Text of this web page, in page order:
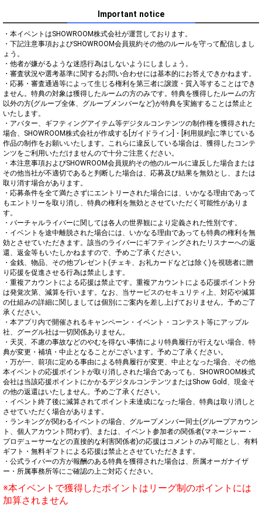
Important notice
・本イベントはSHOWROOM株式会社が運営しております。
・下記注意事項およびSHOWROOM会員規約その他のルールを守って配信しまし
ょう。
・他者が嫌がるような迷惑行為はしないようにしましょう。
・審査状況や選考基準に関するお問い合わせには基本的にお答えできかねます。
・応募・審査通過等によって生じる権利を第三者に譲渡・質入等することはでき
ません。特典の対象は獲得したルームの方のみです。特典を獲得したルームの方
以外の方(グループ全体、グループメンバーなど)が特典を実施することは禁止と
いたします。
・アバター、ギフティングアイテム等デジタルコンテンツの制作権を獲得された
場合、SHOWROOM株式会社が作成する[ガイドライン]・[利用規約]に準じている
作品の制作をお願いいたします。これらに違反している場合は、獲得したコンテ
ンツをご利用いただけませんので十分ご注意ください。
・本注意事項およびSHOWROOM会員規約その他のルールに違反した場合または
その他当社が不適切であると判断した場合は、応募及び結果を無効とし、または
取り消す場合があります。
・応募条件を全て満たさずにエントリーされた場合には、いかなる理由であって
もエントリーを取り消し、特典の権利を無効とさせていただく可能性がありま
す。
・バーチャルライバーに関しては各人の世界観により定義された性別です。
・イベントを途中離脱された場合には、いかなる理由であっても特典の権利を無
効とさせていただきます。該当のライバーにギフティングされたリスナーへの返
還、返金等もいたしかねますので、予めご了承ください。
・金銭、物品、その他プレゼント(チェキ、お礼カードなどは除く)を視聴者に贈
り応援を促進させる行為は禁止します。
・重複アカウントによる応援は禁止です。重複アカウントによる応援ポイント分
は発覚次第、減算を行います。なお、当サービスのセキュリティ上、対応や減算
の仕組みの詳細に関しましては個別にご案内を差し上げておりません。予めご了
承ください。
・本アプリ内で開催されるキャンペーン・イベント・コンテスト等にアップル
社、グーグル社は一切関係ありません。
・天災、不慮の事故などのやむを得ない事情により特典履行が行えない場合、特
典が変更・補填・中止となることがございます。予めご了承ください。
・万が一、前項に定める事由による特典履行が変更、中止となった場合、その他
本イベントの応援ポイントが取り消しされた場合であっても、SHOWROOM株式
会社は当該応援ポイントにかかるデジタルコンテンツまたはShow Gold、現金そ
の他の返還はいたしません。予めご了承ください。
・イベント終了後に減算されてポイント未達成になった場合、特典は取り消しと
させていただく場合があります。
・ランキングが関わるイベントの場合、グループメンバー同士(グループアカウン
ト、個人アカウント問わず)、または、イベント参加者の関係者(マネージャー・
プロデューサーなどの直接的な利害関係者)の応援はコメントのみ可能とし、有料
ギフト・無料ギフトによる応援は禁止とさせていただきます。
・公式ライバーの方が報酬のある特典を獲得された場合は、所属オーガナイザ
※本イベントで獲得したポイントはリーグ制のポイントには
加算されません